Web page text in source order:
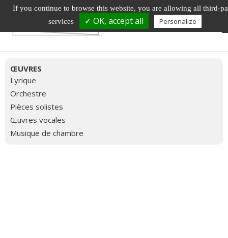
ŒUVRES
Lyrique
Orchestre
Pièces solistes
Œuvres vocales
Musique de chambre
If you continue to browse this website, you are allowing all third-
services
✓ OK, accept all Personalize